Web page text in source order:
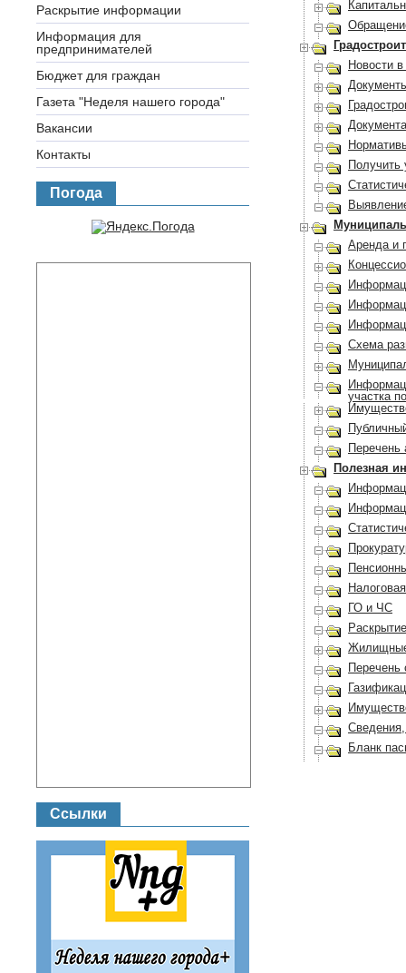
Раскрытие информации
Информация для
предпринимателей
Бюджет для граждан
Газета "Неделя нашего города"
Вакансии
Контакты
Погода
Ссылки
Новости
Получить
Аренда и
Схема
участка
Перечень
Полезная
ГО и ЧС
Перечень
Бланк